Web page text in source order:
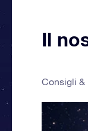
Il
Consigli &